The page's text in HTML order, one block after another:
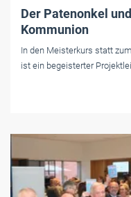
Der Patenonkel
Kommunion
In den Meisterkurs statt
ist ein begeisterter